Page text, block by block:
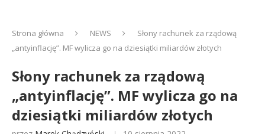
Strona główna NEWS
Słony rachunek za rządową
„antyinflację”. MF wylicza go na dziesiątki miliardów złotych
Słony rachunek za rządową
„antyinflację”. MF wylicza go na
dziesiątki miliardów złotych